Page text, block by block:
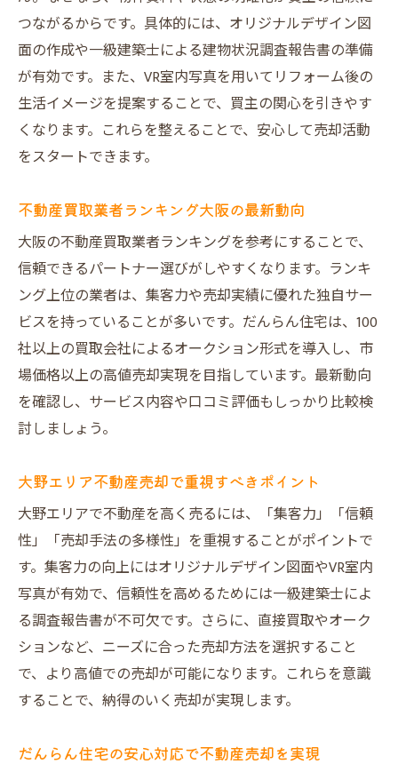
不動産売却における図面の重要な役割
オリジナル図面が資産価値を高める実例
プレミアム仲介を活かした売却体験の魅力
プレミアム仲介で不動産売却を安心サポー
ト
仲介と直接買取の違いと活用のコツ
大阪不動産買取業者との連携による高値売
却
売主様満足度を高めるプレミアムサービス
不動産売却体験から学ぶ成功のヒント
建物調査やVR活用が高値売却に効く理由
建物調査で不動産売却の信頼性がアップ
VR室内写真がもたらす売却効果とは
大阪市不動産買取事例とテクノロジーの融
合
安心感を与える建物調査報告書の重要性
不動産売却でVRを活かす具体的な方法
直接買取とオークション型の違いを解説
直接買取とオークションの特徴と選び方
不動産売却で仲介手数料を抑える方法
オークション型買取の高値実現メカニズム
だんらん住宅の直接買取のメリット解説
つながるからです。具体的には、オリジナルデザイン図
面の作成や一級建築士による建物状況調査報告書の準備
が有効です。また、VR室内写真を用いてリフォーム後の
生活イメージを提案することで、買主の関心を引きやす
くなります。これらを整えることで、安心して売却活動
をスタートできます。
不動産買取業者ランキング大阪の最新動向
大阪の不動産買取業者ランキングを参考にすることで、
信頼できるパートナー選びがしやすくなります。ランキ
ング上位の業者は、集客力や売却実績に優れた独自サー
ビスを持っていることが多いです。だんらん住宅は、100
社以上の買取会社によるオークション形式を導入し、市
場価格以上の高値売却実現を目指しています。最新動向
を確認し、サービス内容や口コミ評価もしっかり比較検
討しましょう。
大野エリア不動産売却で重視すべきポイント
大野エリアで不動産を高く売るには、「集客力」「信頼
性」「売却手法の多様性」を重視することがポイントで
す。集客力の向上にはオリジナルデザイン図面やVR室内
写真が有効で、信頼性を高めるためには一級建築士によ
る調査報告書が不可欠です。さらに、直接買取やオーク
ションなど、ニーズに合った売却方法を選択すること
で、より高値での売却が可能になります。これらを意識
することで、納得のいく売却が実現します。
だんらん住宅の安心対応で不動産売却を実現